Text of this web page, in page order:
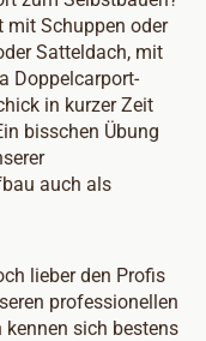
mit Schuppen oder
Satteldach, mit
Doppelcarport-
in kurzer Zeit
bisschen Übung
auch als
lieber den Profis
professionellen
kennen sich bestens